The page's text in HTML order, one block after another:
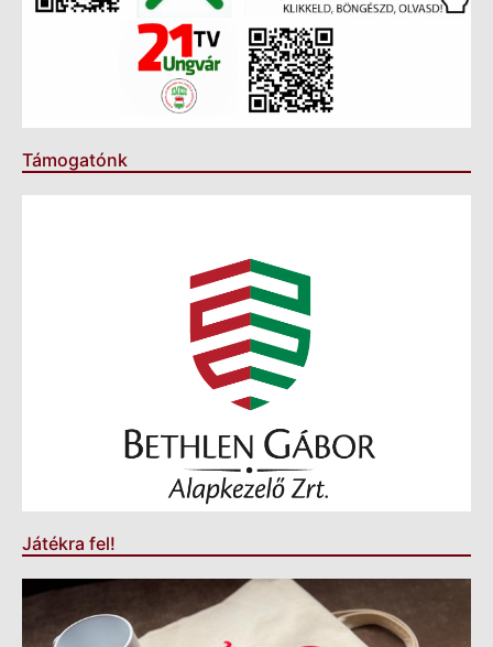
Támogatónk
Játékra fel!